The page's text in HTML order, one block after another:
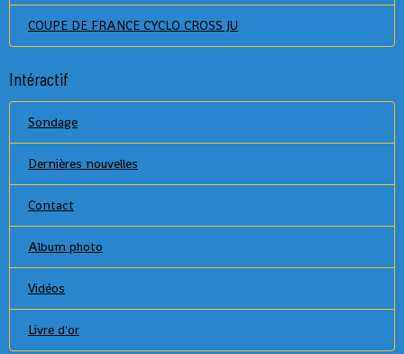
COUPE DE FRANCE CYCLO CROSS JU
Intéractif
Sondage
Dernières nouvelles
Contact
Album photo
Vidéos
Livre d'or